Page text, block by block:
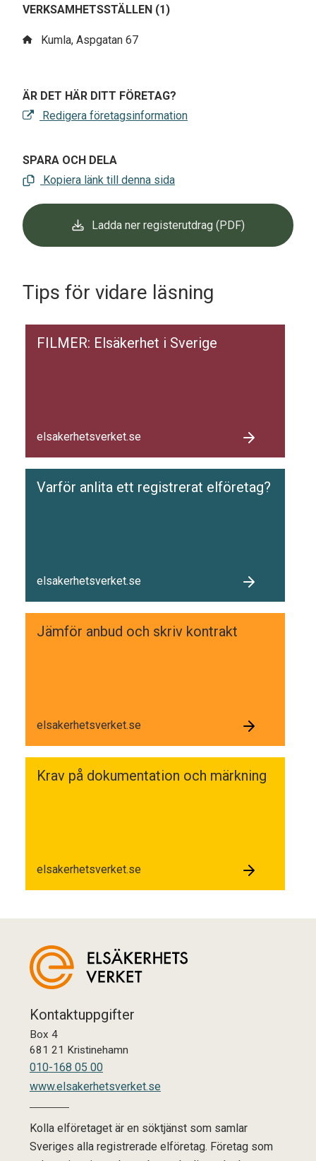
VERKSAMHETSSTÄLLEN (1)
Kumla, Aspgatan 67
ÄR DET HÄR DITT FÖRETAG?
Redigera företagsinformation
SPARA OCH DELA
Kopiera länk till denna sida
Ladda ner registerutdrag (PDF)
Tips för vidare läsning
FILMER: Elsäkerhet i Sverige
elsakerhetsverket.se
Varför anlita ett registrerat elföretag?
elsakerhetsverket.se
Jämför anbud och skriv kontrakt
elsakerhetsverket.se
Krav på dokumentation och märkning
elsakerhetsverket.se
Kontaktuppgifter
Box 4
681 21 Kristinehamn
010-168 05 00
www.elsakerhetsverket.se
Kolla elföretaget är en söktjänst som samlar
Sveriges alla registrerade elföretag. Företag som